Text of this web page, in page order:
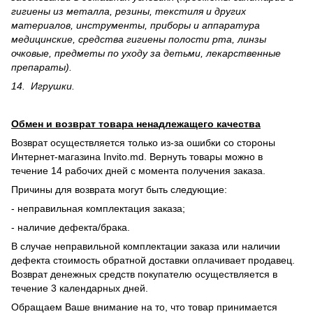
гигиены из металла, резины, текстиля и других
материалов, инструменты, приборы и аппаратура
медицинские, средства гигиены полости рта, линзы
очковые, предметы по уходу за детьми, лекарственные
препараты).
14. Игрушки.
Обмен и возврат товара ненадлежащего качества
Возврат осуществляется только из-за ошибки со стороны
Интернет-магазина Invito.md. Вернуть товары можно в
течение 14 рабочих дней с момента получения заказа.
Причины для возврата могут быть следующие:
- неправильная комплектация заказа;
- наличие дефекта/брака.
В случае неправильной комплектации заказа или наличии
дефекта стоимость обратной доставки оплачивает продавец.
Возврат денежных средств покупателю осуществляется в
течение 3 календарных дней.
Обращаем Ваше внимание на то, что товар принимается